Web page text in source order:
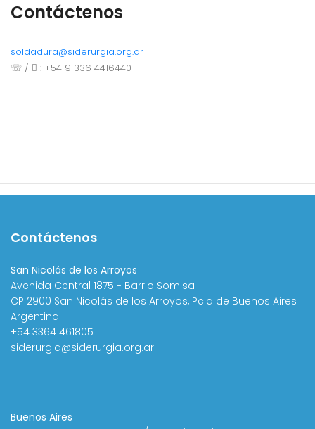
Contáctenos
soldadura@siderurgia.org.ar
☏ /
: +54 9 336 4416440
Contáctenos
San Nicolás de los Arroyos
Avenida Central 1875 - Barrio Somisa
CP 2900 San Nicolás de los Arroyos, Pcia de Buenos Aires
Argentina
+54 3364 461805
siderurgia@siderurgia.org.ar
Buenos Aires